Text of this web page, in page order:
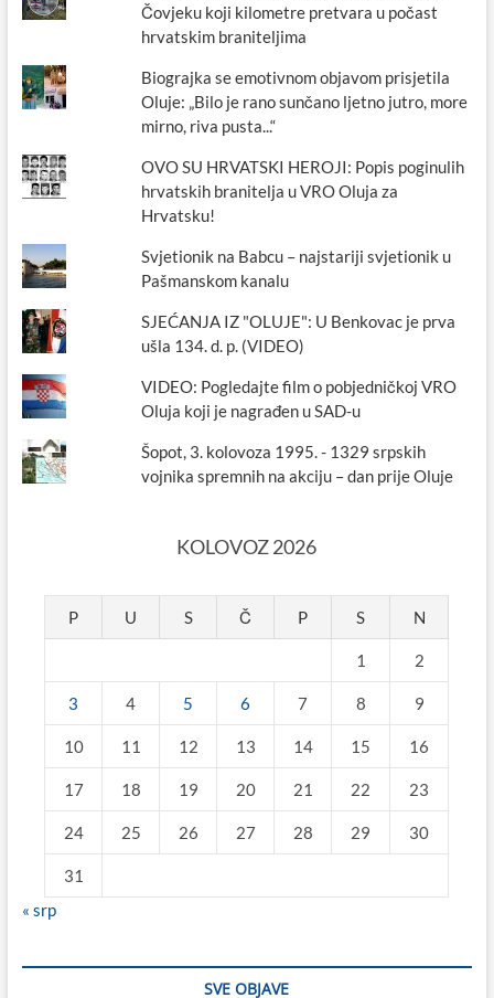
Čovjeku koji kilometre pretvara u počast
hrvatskim braniteljima
Biograjka se emotivnom objavom prisjetila
Oluje: „Bilo je rano sunčano ljetno jutro, more
mirno, riva pusta...“
OVO SU HRVATSKI HEROJI: Popis poginulih
hrvatskih branitelja u VRO Oluja za
Hrvatsku!
Svjetionik na Babcu – najstariji svjetionik u
Pašmanskom kanalu
SJEĆANJA IZ "OLUJE": U Benkovac je prva
ušla 134. d. p. (VIDEO)
VIDEO: Pogledajte film o pobjedničkoj VRO
Oluja koji je nagrađen u SAD-u
Šopot, 3. kolovoza 1995. - 1329 srpskih
vojnika spremnih na akciju – dan prije Oluje
KOLOVOZ 2026
P U S Č P S N
1 2
3 4 5 6 7 8 9
10 11 12 13 14 15 16
17 18 19 20 21 22 23
24 25 26 27 28 29 30
31
« srp
SVE OBJAVE